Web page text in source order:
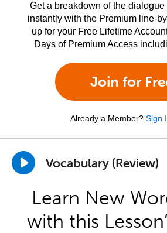
Get a breakdown of the
instantly with the Premium line-
up for your Free Lifetime
Days of Premium Access
Join for
Already a Member? Sign
Vocabulary (Review)
Learn New
with this